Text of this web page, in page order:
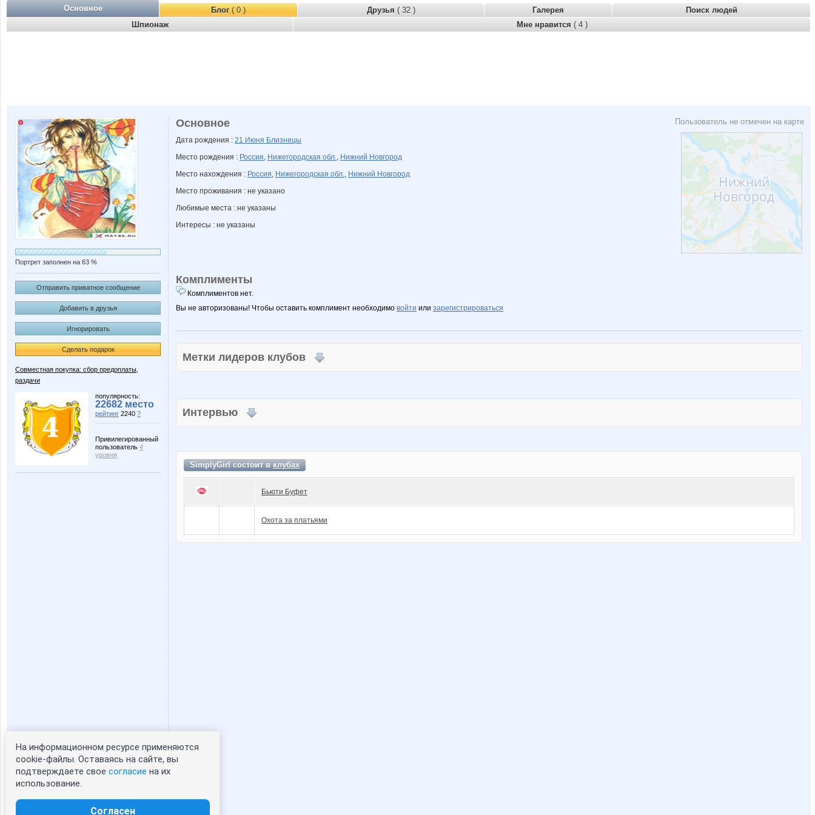
Основное Блог( 0 ) Друзья ( 32 ) Галерея
Поиск людей
Шпионаж
Мне нравится ( 4 )
Портрет заполнен на 63 %
Отправить приватное сообщение
Добавить в друзья
Игнорировать
Сделать подарок
Совместная покупка: сбор предоплаты,
раздачи
популярность:
22682 место
рейтинг 2240 ?
Привилегированный
пользователь 4
уровня
Статистика портрета:
сейчас просматривают портрет - 0
зарегистрированные пользователи
Пользователь не отмечен на карте
Основное
Дата рождения : 21 Июня Близнецы
Место рождения : Россия, Нижегородская обл., Нижний Новгород
Место нахождения : Россия, Нижегородская обл., Нижний Новгород
Место проживания : не указано
Любимые места : не указаны
Интересы : не указаны
Комплименты
Комплиментов нет.
Вы не авторизованы! Чтобы оставить комплимент необходимо войти или зарегистрироваться
Метки лидеров клубов
Интервью
SimplyGirl состоит вклубах
Бьюти Буфет
Охота за платьями
На информационном ресурсе применяются
cookie-файлы. Оставаясь на сайте, вы
подтверждаете свое согласие на их
использование.
Согласен